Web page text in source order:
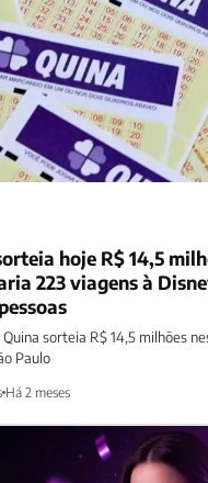
hoje R$ 14,5
223 viagens à
Quina sorteia R$ 14,5 milhões
Paulo
Há 2 meses